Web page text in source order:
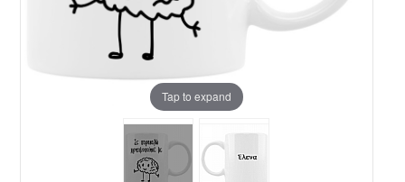
Tap to expand